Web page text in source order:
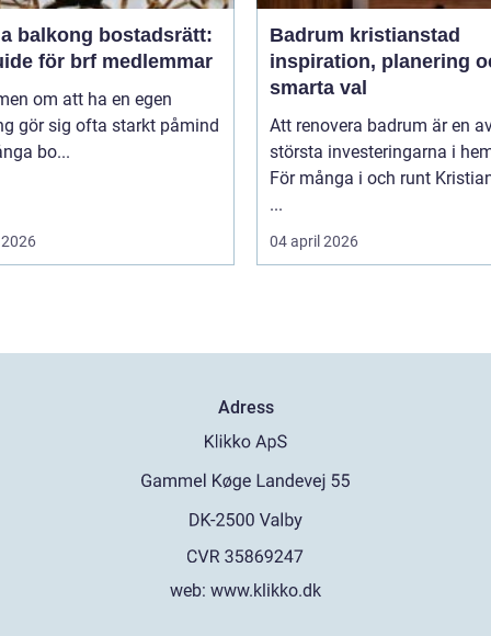
balkong bostadsrätt:
för brf medlemmar
om att ha en egen
gör sig ofta starkt påmind
bo...
Badrum kristianstad
inspiration, planering
smarta val
Att renovera badrum är en
största investeringarna i
För många i och runt
...
04 april 2026
Adress
web: www.klikko.dk